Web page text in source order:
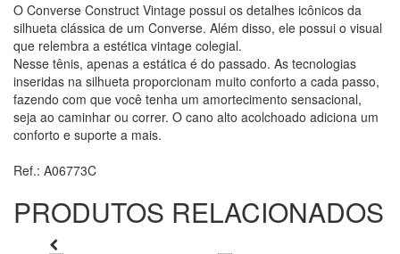
O Converse Construct Vintage possui os detalhes icônicos da
silhueta clássica de um Converse. Além disso, ele possui o visual
que relembra a estética vintage colegial.
Nesse tênis, apenas a estática é do passado. As tecnologias
inseridas na silhueta proporcionam muito conforto a cada passo,
fazendo com que você tenha um amortecimento sensacional,
seja ao caminhar ou correr. O cano alto acolchoado adiciona um
conforto e suporte a mais.
Ref.: A06773C
PRODUTOS RELACIONADOS